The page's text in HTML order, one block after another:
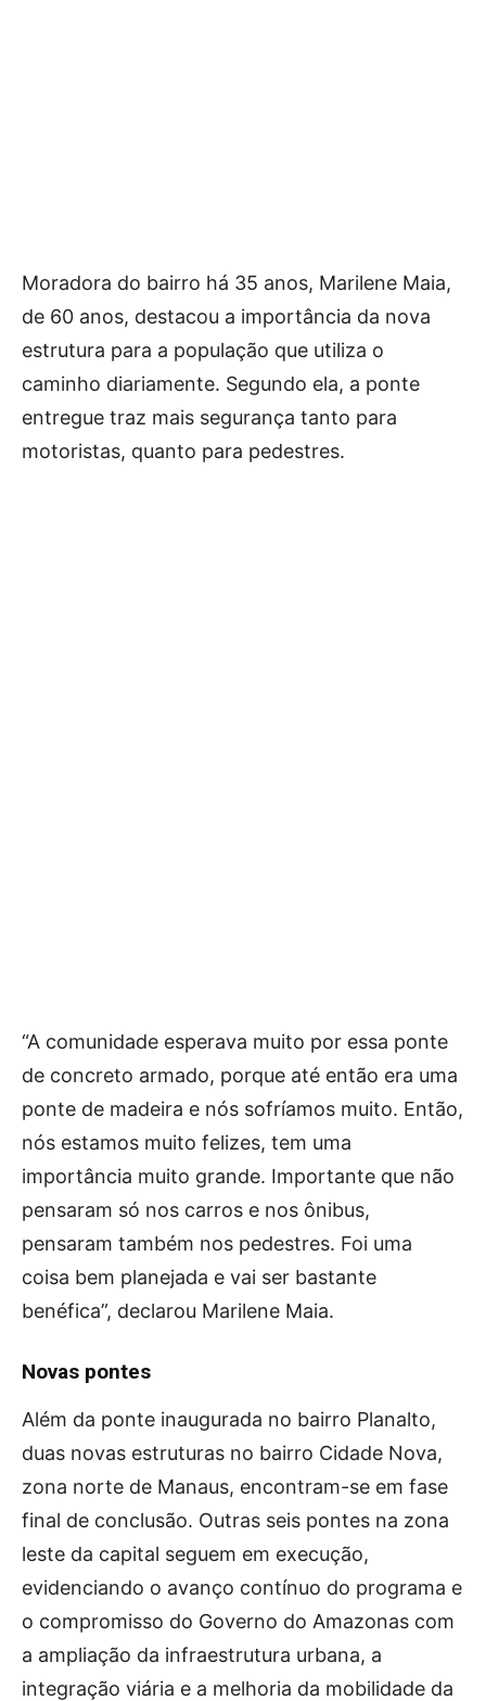
Moradora do bairro há 35 anos, Marilene Maia,
de 60 anos, destacou a importância da nova
estrutura para a população que utiliza o
caminho diariamente. Segundo ela, a ponte
entregue traz mais segurança tanto para
motoristas, quanto para pedestres.
“A comunidade esperava muito por essa ponte
de concreto armado, porque até então era uma
ponte de madeira e nós sofríamos muito. Então,
nós estamos muito felizes, tem uma
importância muito grande. Importante que não
pensaram só nos carros e nos ônibus,
pensaram também nos pedestres. Foi uma
coisa bem planejada e vai ser bastante
benéfica”, declarou Marilene Maia.
Novas pontes
Além da ponte inaugurada no bairro Planalto,
duas novas estruturas no bairro Cidade Nova,
zona norte de Manaus, encontram-se em fase
final de conclusão. Outras seis pontes na zona
leste da capital seguem em execução,
evidenciando o avanço contínuo do programa e
o compromisso do Governo do Amazonas com
a ampliação da infraestrutura urbana, a
integração viária e a melhoria da mobilidade da